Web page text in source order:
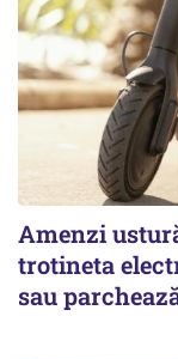
Amenzi
trotineta
sau